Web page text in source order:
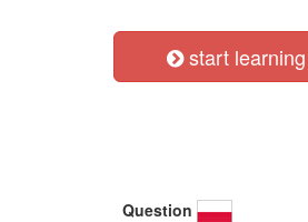
start learning
Question